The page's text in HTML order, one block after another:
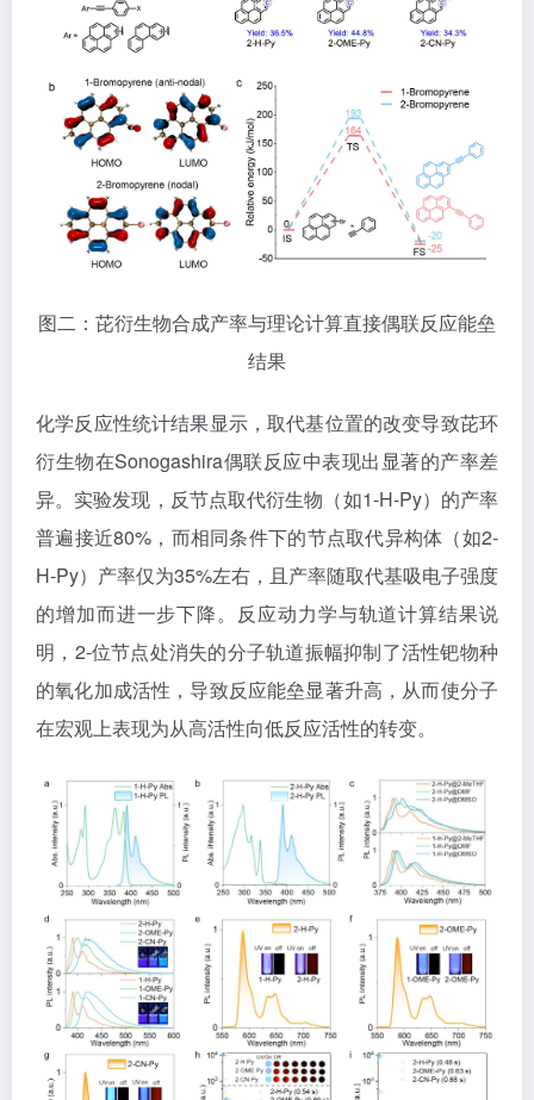
图二：芘衍生物合成产率与理论计算直接偶联反应能垒
结果
化学反应性统计结果显示，取代基位置的改变导致芘环
衍生物在Sonogashira偶联反应中表现出显著的产率差
异。实验发现，反节点取代衍生物（如1-H-Py）的产率
普遍接近80%，而相同条件下的节点取代异构体（如2-
H-Py）产率仅为35%左右，且产率随取代基吸电子强度
的增加而进一步下降。反应动力学与轨道计算结果说
明，2-位节点处消失的分子轨道振幅抑制了活性钯物种
的氧化加成活性，导致反应能垒显著升高，从而使分子
在宏观上表现为从高活性向低反应活性的转变。